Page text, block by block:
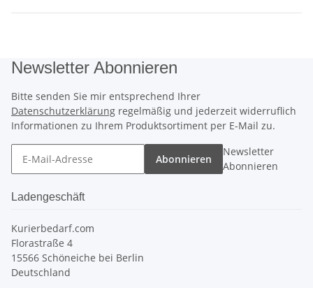
Newsletter Abonnieren
Bitte senden Sie mir entsprechend Ihrer
Datenschutzerklärung regelmäßig und jederzeit widerruflich
Informationen zu Ihrem Produktsortiment per E-Mail zu.
Abonnieren
Newsletter
Abonnieren
Ladengeschäft
Kurierbedarf.com
Florastraße 4
15566 Schöneiche bei Berlin
Deutschland